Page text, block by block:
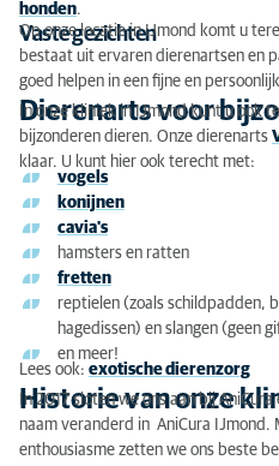
honden.
Vaste gezichten
Op onze locatie in IJmond komt u
bestaat uit ervaren dierenartsen en
goed helpen in een fijne en
Dierenarts voor
In onze kliniek in IJmond kunt u ook
bijzonderen dieren. Onze dierenarts
klaar. U kunt hier ook terecht met:
vogels
konijnen
cavia's
hamsters en ratten
fretten
reptielen (zoals schildpadden,
hagedissen) en slangen (geen
en meer!
Lees ook: exotische dierenzorg
Historie van onze
In 2017 sloten we ons aan bij
naam veranderd in AniCura IJmond.
enthousiasme zetten we ons beste